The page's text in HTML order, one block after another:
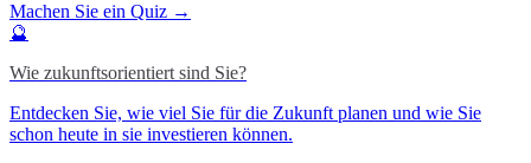
Machen Sie ein Quiz →
🔮
Wie zukunftsorientiert sind Sie?
Entdecken Sie, wie viel Sie für die Zukunft planen und wie Sie
schon heute in sie investieren können.